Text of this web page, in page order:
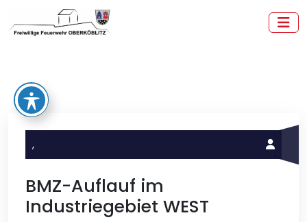
Inhalt
springen
,
BMZ-Auflauf im
Industriegebiet WEST